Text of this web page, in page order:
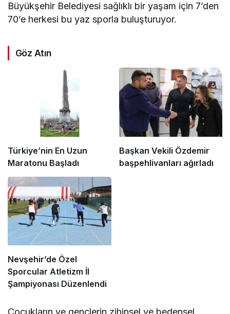
Büyükşehir Belediyesi sağlıklı bir yaşam için 7’den
70’e herkesi bu yaz sporla buluşturuyor.
Göz Atın
Türkiye’nin En Uzun
Maratonu Başladı
Başkan Vekili Özdemir
başpehlivanları ağırladı
Nevşehir’de Özel
Sporcular Atletizm İl
Şampiyonası Düzenlendi
Çocukların ve gençlerin zihinsel ve bedensel